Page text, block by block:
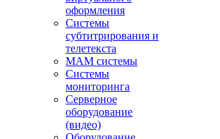
оформления
Системы
субтитрирования и
телетекста
MAM системы
Системы
мониторинга
Серверное
оборудование
(видео)